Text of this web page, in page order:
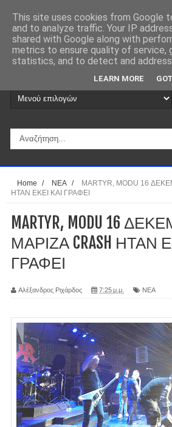
Home / ΝΕΑ /
MARTYR, MODU 16
ΗΤΑΝ ΕΚΕΙ ΚΑΙ ΓΡΑΦΕΙ
MARTYR, MODU 16
ΜΑΡΙΖΑ CRASH ΗΤΑΝ
ΓΡΑΦΕΙ
Αλέξανδρος Ριχάρδος 7:25 μ.μ. ΝΕΑ
This site uses cookies from Google
and to analyze traffic. Your IP
shared with Google along with
metrics to ensure quality of service,
statistics, and to detect and address
LEARN MORE